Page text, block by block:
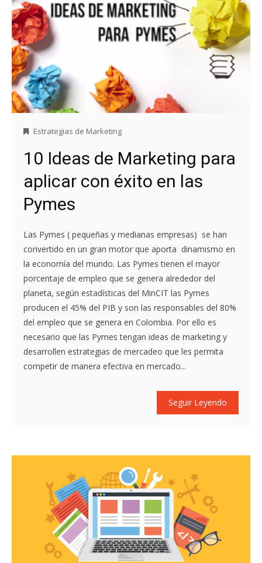
Estrategias de Marketing
10 Ideas de Marketing para
aplicar con éxito en las
Pymes
Las Pymes ( pequeñas y medianas empresas) se han
convertido en un gran motor que aporta dinamismo en
la economía del mundo. Las Pymes tienen el mayor
porcentaje de empleo que se genera alrededor del
planeta, según estadísticas del MinCIT las Pymes
producen el 45% del PIB y son las responsables del 80%
del empleo que se genera en Colombia. Por ello es
necesario que las Pymes tengan ideas de marketing y
desarrollen estrategias de mercadeo que les permita
competir de manera efectiva en mercado...
Seguir Leyendo